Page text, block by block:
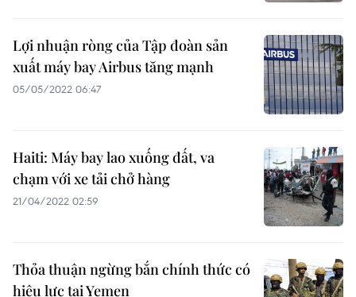
Lợi nhuận ròng của Tập đoàn sản
xuất máy bay Airbus tăng mạnh
05/05/2022 06:47
Haiti: Máy bay lao xuống đất, va
chạm với xe tải chở hàng
21/04/2022 02:59
Thỏa thuận ngừng bắn chính thức có
hiệu lực tại Yemen